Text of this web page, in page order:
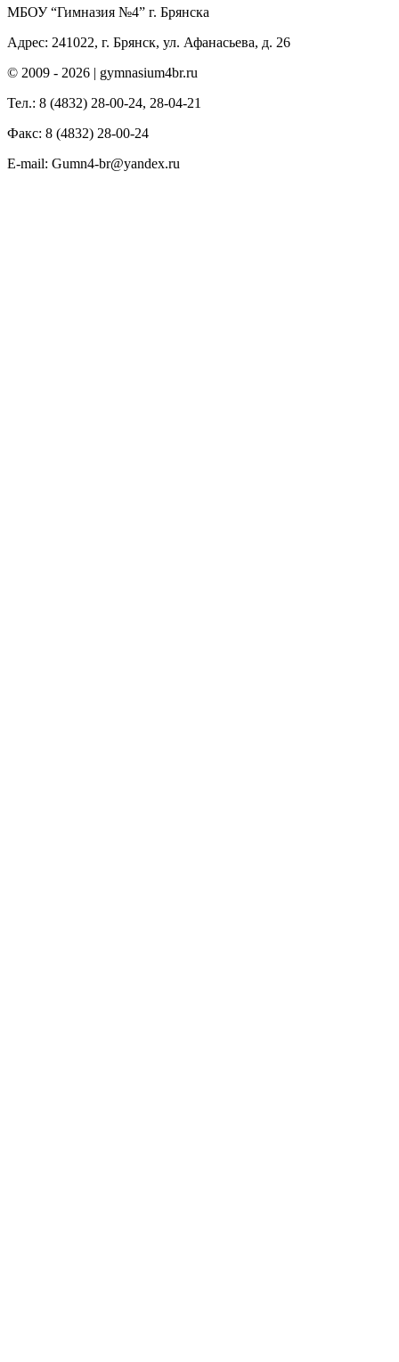
МБОУ “Гимназия №4” г. Брянска
Адрес: 241022, г. Брянск, ул. Афанасьева, д. 26
© 2009 - 2026 | gymnasium4br.ru
Тел.: 8 (4832) 28-00-24, 28-04-21
Факс: 8 (4832) 28-00-24
E-mail: Gumn4-br@yandex.ru